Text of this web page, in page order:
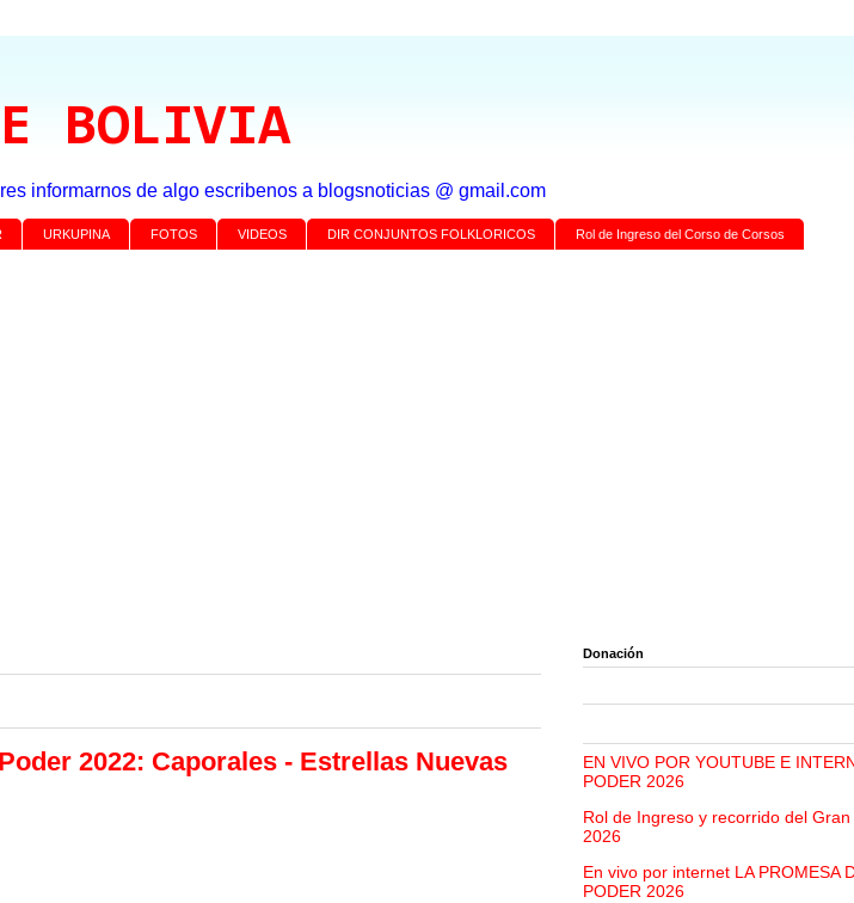
BOLIVIA
informarnos de algo escribenos a blogsnoticias @ gmail.com
URKUPINA FOTOS VIDEOS DIR CONJUNTOS FOLKLORICOS Rol de Ingreso del Corso de Corsos
2022: Caporales - Estrellas Nuevas
Donación
EN VIVO POR YOUTUBE E
PODER 2026
Rol de Ingreso y recorrido del
2026
En vivo por internet LA PROMESA
PODER 2026